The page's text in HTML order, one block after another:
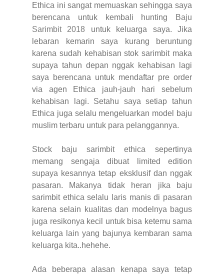
Ethica ini sangat memuaskan sehingga saya
berencana untuk kembali hunting
Baju
Sarimbit 2018 untuk keluarga saya. Jika
lebaran kemarin saya kurang beruntung
karena sudah kehabisan stok sarimbit maka
supaya tahun depan nggak kehabisan lagi
saya berencana untuk mendaftar pre order
via agen Ethica jauh-jauh hari sebelum
kehabisan lagi. Setahu saya setiap tahun
Ethica juga selalu mengeluarkan model baju
muslim terbaru untuk para pelanggannya.
Stock baju sarimbit ethica sepertinya
memang sengaja dibuat limited edition
supaya kesannya tetap eksklusif dan nggak
pasaran. Makanya tidak heran jika baju
sarimbit ethica selalu laris manis di pasaran
karena selain kualitas dan modelnya bagus
juga resikonya kecil untuk bisa ketemu sama
keluarga lain yang bajunya kembaran sama
keluarga kita..hehehe.
Ada beberapa alasan kenapa saya tetap